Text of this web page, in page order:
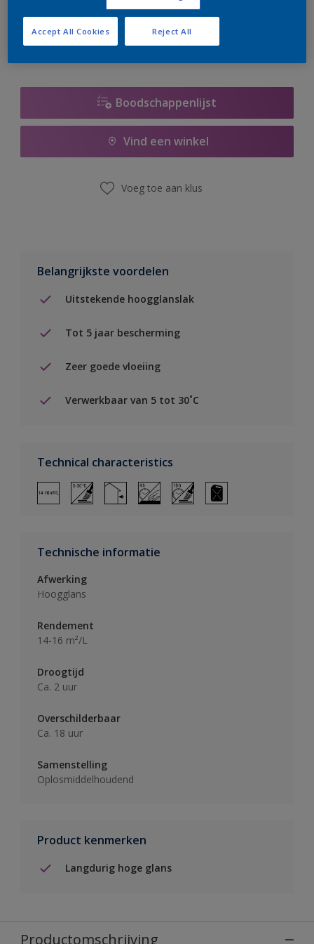
er hard aan om de voorraad aan te vullen.
Boodschappenlijst
Vind een winkel
Voeg toe aan klus
Belangrijkste voordelen
Uitstekende hoogglanslak
Tot 5 jaar bescherming
Zeer goede vloeiing
Verwerkbaar van 5 tot 30˚C
Technical characteristics
Technische informatie
Afwerking
Hoogglans
Rendement
14-16 m²/L
Droogtijd
Ca. 2 uur
Overschilderbaar
Ca. 18 uur
Samenstelling
Oplosmiddelhoudend
Product kenmerken
Langdurig hoge glans
Productomschrijving
Reject All
Accept All Cookies